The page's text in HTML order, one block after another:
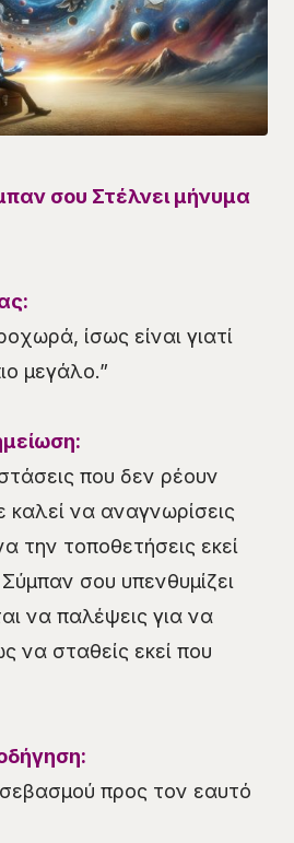
σου Στέλνει μήνυμα
ίσως είναι γιατί
μεγάλο.”
που δεν ρέουν
να αναγνωρίσεις
την τοποθετήσεις εκεί
σου υπενθυμίζει
να παλέψεις για να
να σταθείς εκεί που
προς τον εαυτό